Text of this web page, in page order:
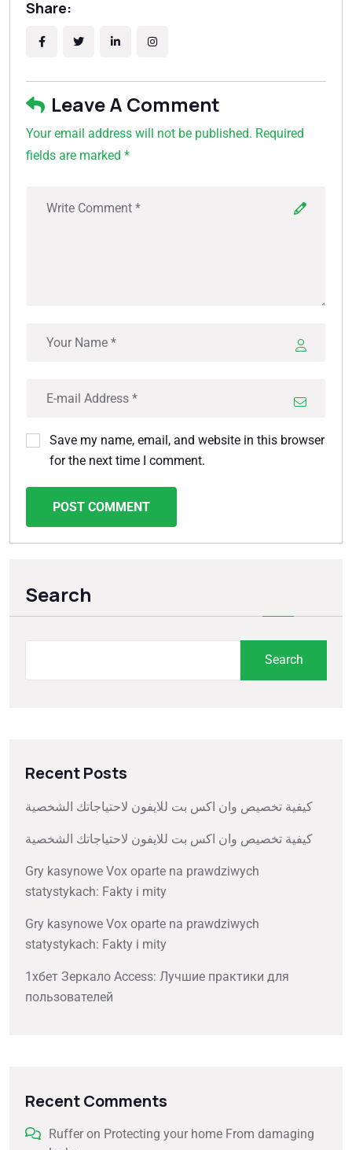
Share:
Leave A Comment
Your email address will not be published. Required
fields are marked *
Save my name, email, and website in this browser
for the next time I comment.
POST COMMENT
Search
Search
Recent Posts
كيفية تخصيص وان اكس بت للايفون لاحتياجاتك الشخصية
كيفية تخصيص وان اكس بت للايفون لاحتياجاتك الشخصية
Gry kasynowe Vox oparte na prawdziwych
statystykach: Fakty i mity
Gry kasynowe Vox oparte na prawdziwych
statystykach: Fakty i mity
1хбет Зеркало Access: Лучшие практики для
пользователей
Recent Comments
Ruffer on Protecting your home From damaging